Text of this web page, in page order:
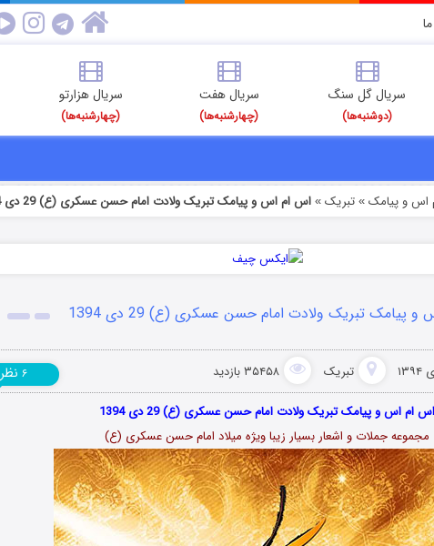
سریال گل سنگ
(دوشنبه‌ها)
سریال هفت
(چهارشنبه‌ها)
سریال هزارتو
(چهارشنبه‌ها)
اس و پیامک» تبریک» اس ام اس و پیامک تبریک ولادت امام حسن عسکری (ع) 29 دی 1394
پیامک تبریک ولادت امام حسن عسکری (ع) 29 دی 1394
تبریک ۳۵۴۵۸ بازدید ۶ نظر
اس ام اس و پیامک تبریک ولادت امام حسن عسکری (ع) 29 دی 1394
مجموعه جملات و اشعار بسیار زیبا ویژه میلاد امام حسن عسکری (ع)